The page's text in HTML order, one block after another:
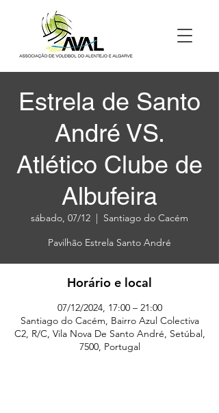
Estrela de Santo
André VS.
Atlético Clube de
Albufeira
sábado, 07/12
  |
Santiago do Cacém
Pavilhão Estrela Santo André
Horário e local
07/12/2024, 17:00 – 21:00
Santiago do Cacém, Bairro Azul Colectiva
C2, R/C, Vila Nova De Santo André, Setúbal,
7500, Portugal